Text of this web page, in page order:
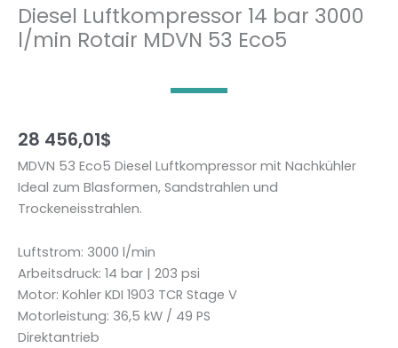
Diesel Luftkompressor 14 bar 3000
l/min Rotair MDVN 53 Eco5
28 456,01$
MDVN 53 Eco5 Diesel Luftkompressor mit Nachkühler
Ideal zum Blasformen, Sandstrahlen und
Trockeneisstrahlen.
Luftstrom: 3000 l/min
Arbeitsdruck: 14 bar | 203 psi
Motor: Kohler KDI 1903 TCR Stage V
Motorleistung: 36,5 kW / 49 PS
Direktantrieb